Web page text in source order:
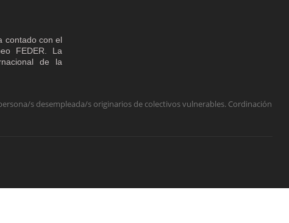
contado con el
FEDER. La
de la
s desempleada/s originarios de colectivos vulnerables. Cordinación